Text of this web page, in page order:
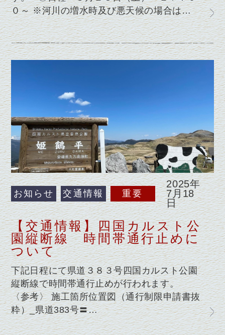
０～ ※河川の増水時及び悪天候の場合は…
お知らせ 交通情報 重要
2025年
7月18
日
【交通情報】四国カルスト公
園縦断線 時間帯通行止めに
ついて
下記日程にて県道３８３号四国カルスト公園
縦断線で時間帯通行止めが行われます。
〈参考〉 施工箇所位置図（通行制限申請書抜
粋）_県道383号〓…